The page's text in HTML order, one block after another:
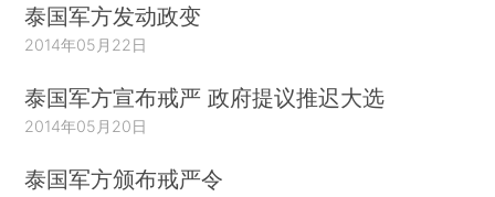
泰国军方发动政变
2014年05月22日
泰国军方宣布戒严 政府提议推迟大选
2014年05月20日
泰国军方颁布戒严令